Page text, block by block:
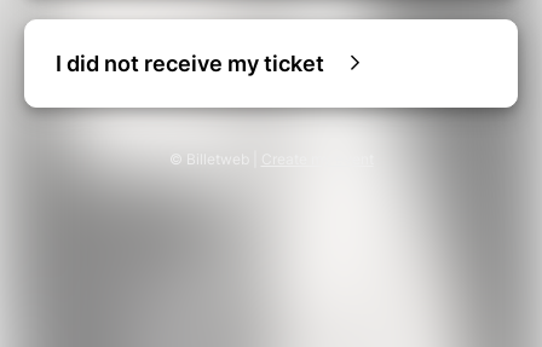
I did not receive my ticket
© Billetweb |